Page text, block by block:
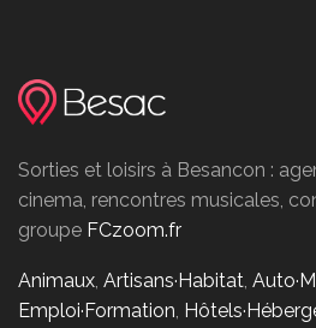
Sorties et loisirs à Besancon :
cinema, rencontres musicales,
groupe FCzoom.fr
Animaux, Artisans·Habitat,
Emploi·Formation,